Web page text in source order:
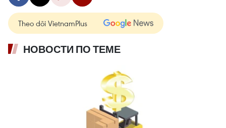
Theo dõi VietnamPlus
НОВОСТИ ПО ТЕМЕ